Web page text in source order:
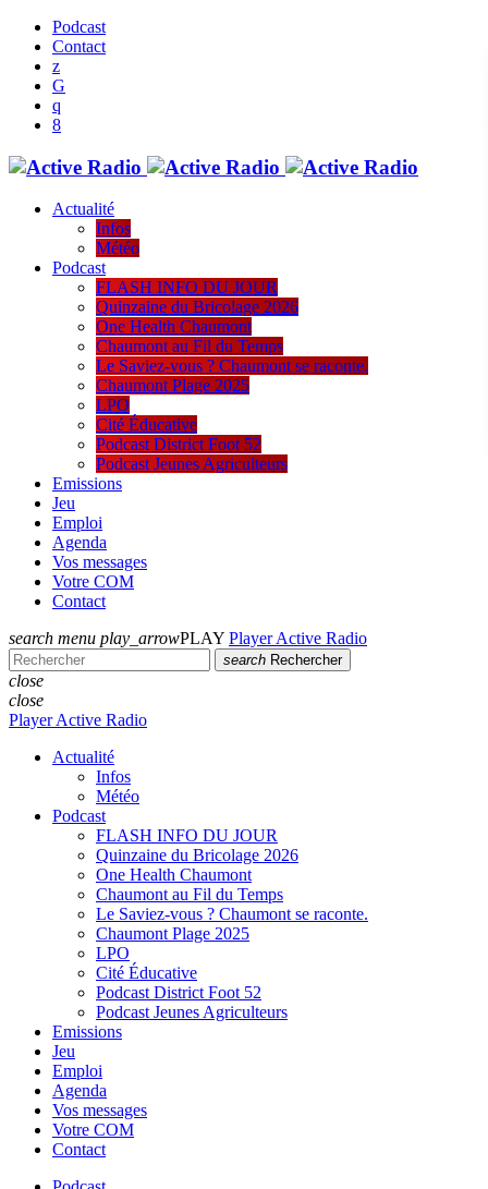
Podcast
Contact
Actualité
Infos
Météo
Podcast
FLASH INFO DU JOUR
Quinzaine du Bricolage 2026
One Health Chaumont
Chaumont au Fil du Temps
Le Saviez-vous ? Chaumont se raconte.
Chaumont Plage 2025
LPO
Cité Éducative
Podcast District Foot 52
Podcast Jeunes Agriculteurs
Emissions
Jeu
Emploi
Agenda
Vos messages
Votre COM
Contact
search menu play_arrowPLAY Player Active Radio
search Rechercher
close
close
Player Active Radio
Actualité
Infos
Météo
Podcast
FLASH INFO DU JOUR
Quinzaine du Bricolage 2026
One Health Chaumont
Chaumont au Fil du Temps
Le Saviez-vous ? Chaumont se raconte.
Chaumont Plage 2025
LPO
Cité Éducative
Podcast District Foot 52
Podcast Jeunes Agriculteurs
Emissions
Jeu
Emploi
Agenda
Vos messages
Votre COM
Contact